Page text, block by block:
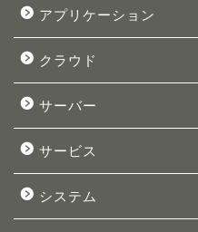
アプリケーション
クラウド
サーバー
サービス
システム